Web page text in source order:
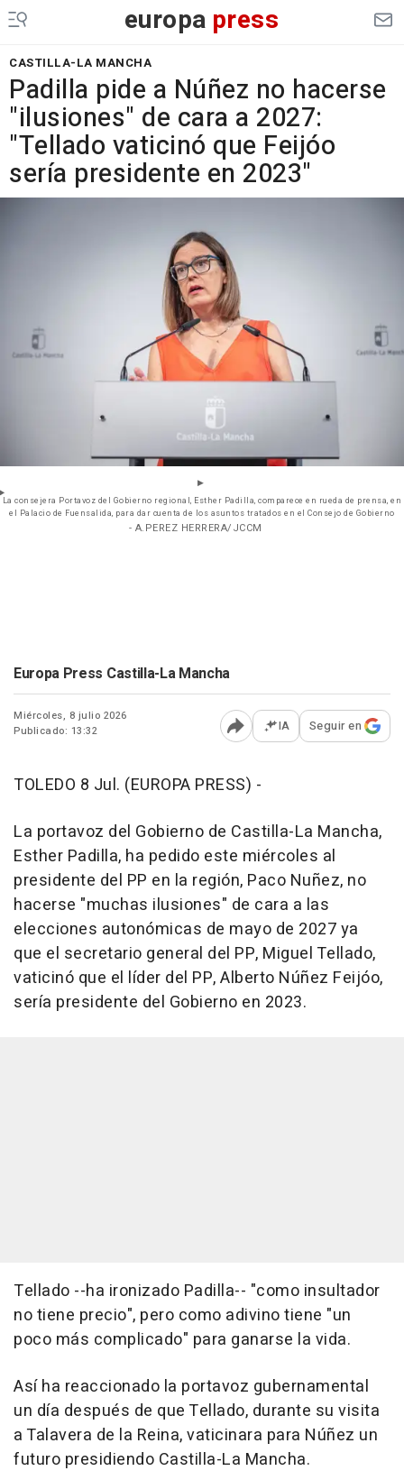
europa press
CASTILLA-LA MANCHA
Padilla pide a Núñez no hacerse
"ilusiones" de cara a 2027:
"Tellado vaticinó que Feijóo
sería presidente en 2023"
La consejera Portavoz del Gobierno regional, Esther Padilla, comparece en rueda de prensa, en
el Palacio de Fuensalida, para dar cuenta de los asuntos tratados en el Consejo de Gobierno
- A.PEREZ HERRERA/JCCM
Europa Press Castilla-La Mancha
Miércoles, 8 julio 2026
Publicado: 13:32
Abrir opciones para
IA Seguir en
TOLEDO 8 Jul. (EUROPA PRESS) -
La portavoz del Gobierno de Castilla-La Mancha,
Esther Padilla, ha pedido este miércoles al
presidente del PP en la región, Paco Nuñez, no
hacerse "muchas ilusiones" de cara a las
elecciones autonómicas de mayo de 2027 ya
que el secretario general del PP, Miguel Tellado,
vaticinó que el líder del PP, Alberto Núñez Feijóo,
sería presidente del Gobierno en 2023.
Tellado --ha ironizado Padilla-- "como insultador
no tiene precio", pero como adivino tiene "un
poco más complicado" para ganarse la vida.
Así ha reaccionado la portavoz gubernamental
un día después de que Tellado, durante su visita
a Talavera de la Reina, vaticinara para Núñez un
futuro presidiendo Castilla-La Mancha.